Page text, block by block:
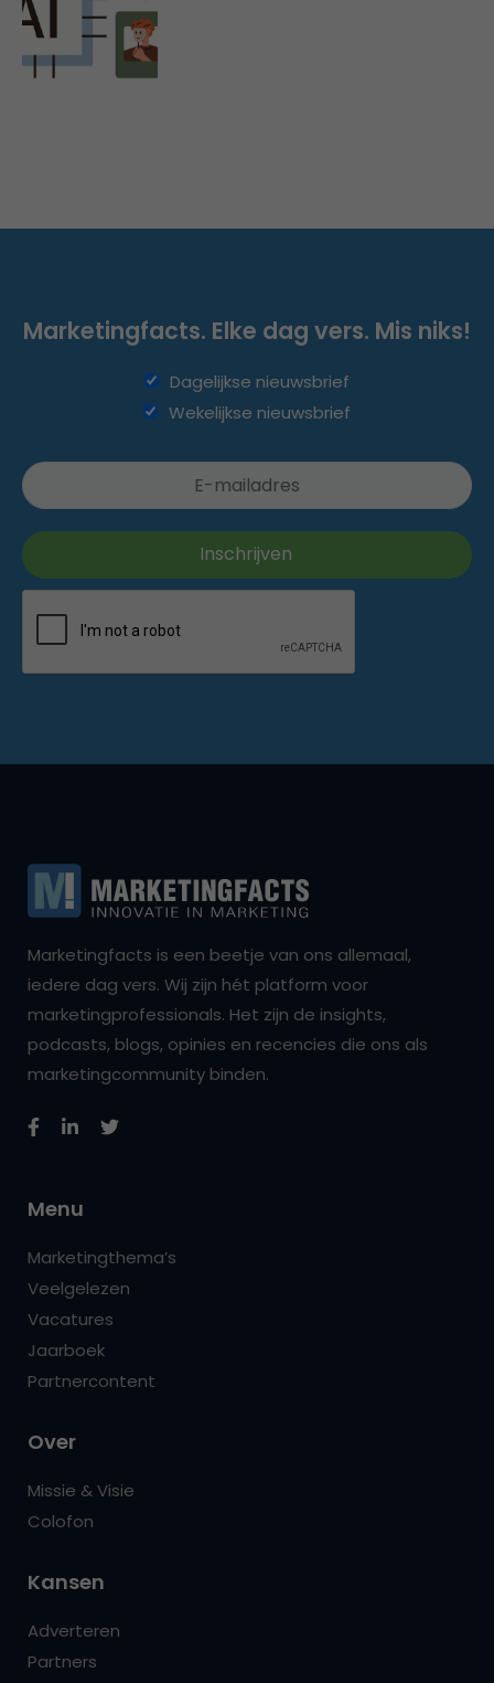
Marketingfacts. Elke dag vers. Mis niks!
Dagelijkse nieuwsbrief
Wekelijkse nieuwsbrief
Marketingfacts is een beetje van ons allemaal,
iedere dag vers. Wij zijn hét platform voor
marketingprofessionals. Het zijn de insights,
podcasts, blogs, opinies en recencies die ons als
marketingcommunity binden.
Menu
Marketingthema’s
Veelgelezen
Vacatures
Jaarboek
Partnercontent
Over
Missie & Visie
Colofon
Kansen
Adverteren
Partners